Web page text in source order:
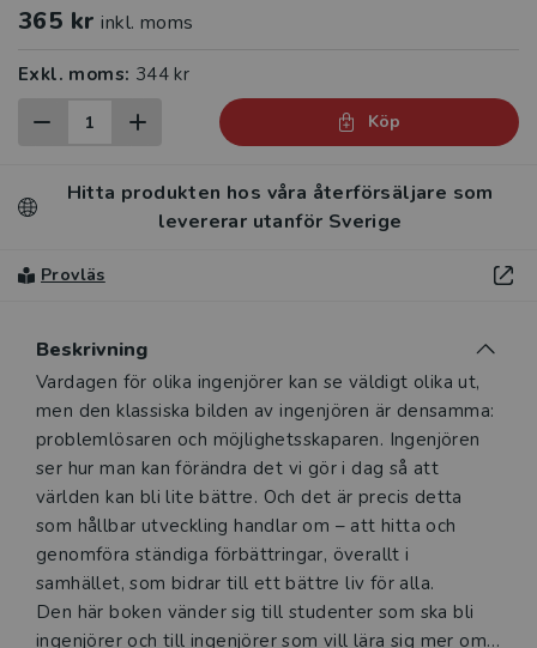
365 kr inkl. moms
Exkl. moms: 344 kr
Köp
Hitta produkten hos våra återförsäljare som
levererar utanför Sverige
Provläs
Beskrivning
Beskrivning
Vardagen för olika ingenjörer kan se väldigt olika ut,
men den klassiska bilden av ingenjören är densamma:
problemlösaren och möjlighetsskaparen. Ingenjören
ser hur man kan förändra det vi gör i dag så att
världen kan bli lite bättre. Och det är precis detta
som hållbar utveckling handlar om – att hitta och
genomföra ständiga förbättringar, överallt i
samhället, som bidrar till ett bättre liv för alla.
Den här boken vänder sig till studenter som ska bli
ingenjörer och till ingenjörer som vill lära sig mer om